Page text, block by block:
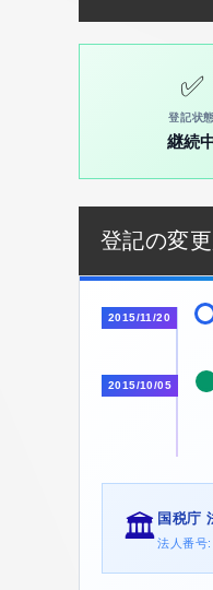
✅
登記状態
継続
登記の変
2015/11/20
2015/10/05
🏛️ 国税庁
法人番号